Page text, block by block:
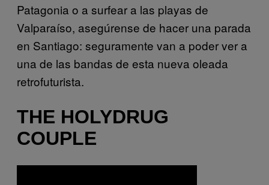
Patagonia o a surfear a las playas de
Valparaíso, asegúrense de hacer una parada
en Santiago: seguramente van a poder ver a
una de las bandas de esta nueva oleada
retrofuturista.
THE HOLYDRUG
COUPLE